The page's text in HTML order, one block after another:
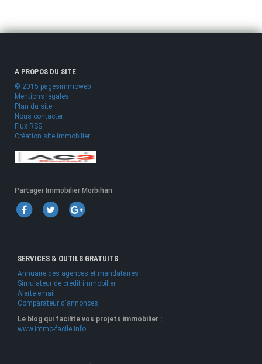
A PROPOS DU SITE
© 2015 pagesimmoweb
Mentions légales
Plan du site
Nous contacter
Flux RSS
Création site immobilier
Partager Immobilier Morbihan
SERVICES & OUTILS GRATUITS
Annuaire des agences et mandataires
Simulateur de crédit immobilier
Alerte email
Comparateur d'annonces
Le blog qui facilite vos projets immobilier :
www.immo-facile.info